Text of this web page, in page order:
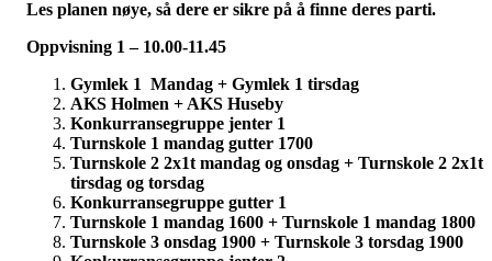
Les planen nøye, så dere er sikre på å finne deres parti.
Oppvisning 1 – 10.00-11.45
Gymlek 1 Mandag + Gymlek 1 tirsdag
AKS Holmen + AKS Huseby
Konkurransegruppe jenter 1
Turnskole 1 mandag gutter 1700
Turnskole 2 2x1t mandag og onsdag + Turnskole 2 2x1t
tirsdag og torsdag
Konkurransegruppe gutter 1
Turnskole 1 mandag 1600 + Turnskole 1 mandag 1800
Turnskole 3 onsdag 1900 + Turnskole 3 torsdag 1900